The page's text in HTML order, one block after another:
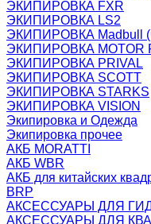
ЭКИПИРОВКА FXR
ЭКИПИРОВКА LS2
ЭКИПИРОВКА Madbull
ЭКИПИРОВКА MOTOR
ЭКИПИРОВКА PRIVAL
ЭКИПИРОВКА SCOTT
ЭКИПИРОВКА STARKS
ЭКИПИРОВКА VISION
Экипировка и Одежда
Экипировка прочее
АКБ MORATTI
АКБ WBR
АКБ для китайских
BRP
АКСЕССУАРЫ ДЛЯ
АКСЕССУАРЫ ДЛЯ